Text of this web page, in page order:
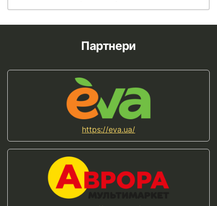
Партнери
https://eva.ua/